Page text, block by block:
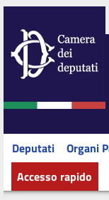
Deputati Organi
Accesso rapido